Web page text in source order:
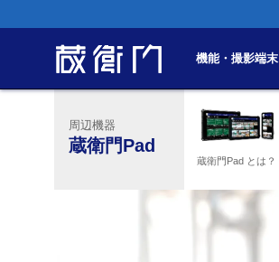
機能・撮影端末
周辺機器
蔵衛門Pad
蔵衛門Pad とは？